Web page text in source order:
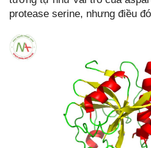
protease serine, nhưng điều